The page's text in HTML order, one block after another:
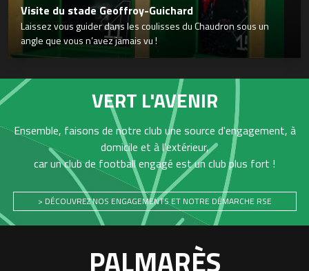
Visite du stade Geoffroy-Guichard
Laissez vous guider dans les coulisses du Chaudron sous un
angle que vous n’avez jamais vu !
VERT L'AVENIR
Ensemble, faisons de notre club une source d'engagement, à
domicile et à l'extérieur,
car un club de football engagé est un club plus fort !
> DÉCOUVREZ NOS ENGAGEMENTS ET NOTRE DÉMARCHE RSE